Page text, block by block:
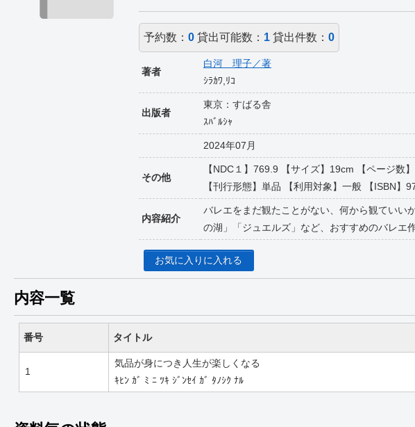
予約数：0 貸出可能数： 1 貸出件数：0
著者
白河 理子／著
ｼﾗｶﾜ,ﾘｺ
出版者
東京：すばる舎
ｽﾊﾞﾙｼｬ
2024年07月
その他
【NDC１】769.9 【サイズ】19cm 【ページ数
【刊行形態】単品 【利用対象】一般 【ISBN
内容紹介
バレエをまだ観たことがない、何から観てい
の湖」「ジュエルズ」など、おすすめのバレエ
お気に入りに入れる
内容一覧
番号 タイトル
1
気品が身につき人生が楽しくなる
ｷﾋﾝ ｶﾞ ﾐ ﾆ ﾂｷ ｼﾞﾝｾｲ ｶﾞ ﾀﾉｼｸ ﾅﾙ